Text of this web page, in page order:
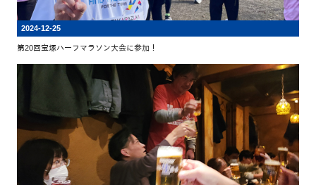
2024-12-25
第20回宝塚ハーフマラソン大会に参加！